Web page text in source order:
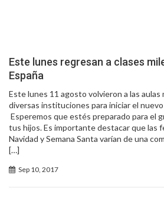
Este lunes regresan a clases
España
Este lunes 11 agosto volvieron a las aulas
diversas instituciones para iniciar el
Esperemos que estés preparado para el
tus hijos. Es importante destacar que las
Navidad y Semana Santa varían de una
[…]
Sep 10, 2017